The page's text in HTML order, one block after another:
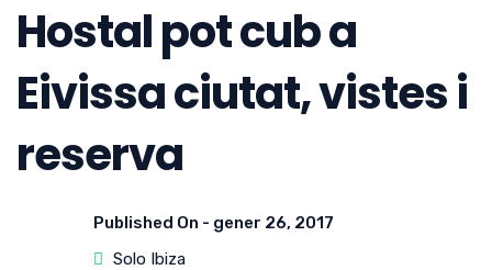
Hostal pot cub a
Eivissa ciutat, vistes i
reserva
Published On - gener 26, 2017
Solo Ibiza